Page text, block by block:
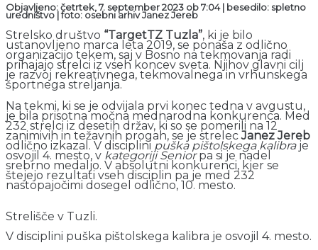
Objavljeno: četrtek, 7. september 2023 ob 7:04 | besedilo: spletno
uredništvo | foto: osebni arhiv Janez Jereb
Strelsko društvo “TargetTZ Tuzla”, ki je bilo
ustanovljeno marca leta 2019, se ponaša z odlično
organizacijo tekem, saj v Bosno na tekmovanja radi
prihajajo strelci iz vseh koncev sveta. Njihov glavni cilj
je razvoj rekreativnega, tekmovalnega in vrhunskega
športnega streljanja.
Na tekmi, ki se je odvijala prvi konec tedna v avgustu,
je bila prisotna močna mednarodna konkurenca. Med
232 strelci iz desetih držav, ki so se pomerili na 12
zanimivih in težavnih progah, se je strelecJanez Jereb
odlično izkazal. V disciplini puška pištolskega kalibraje
osvojil 4. mesto, v kategoriji Seniorpa si je nadel
srebrno medaljo. V absolutni konkurenci, kjer se
štejejo rezultati vseh disciplin pa je med 232
nastopajočimi dosegel odlično, 10. mesto.
Strelišče v Tuzli.
V disciplini puška pištolskega kalibra je osvojil 4. mesto.